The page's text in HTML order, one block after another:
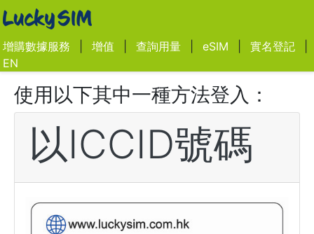
增購數據服務 增值 查詢用量 eSIM 實名登記
EN
使用以下其中一種方法登入：
以ICCID號碼